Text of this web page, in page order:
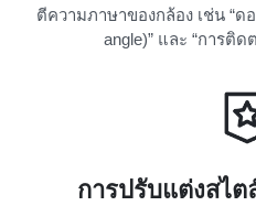
ตีความภาษาของกล้อง เช่น “ด
angle)” และ “การติด
การปรับแต่งสไ